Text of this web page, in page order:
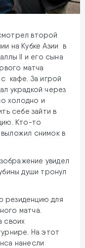
второй
на Кубке Азии в
II и его сына
матча
кафе. За игрой
украдкой через
холодно и
себе зайти в
Кто-то
снимок в
увидел
души тронул
резиденцию для
матча.
своих
На этот
нанесли